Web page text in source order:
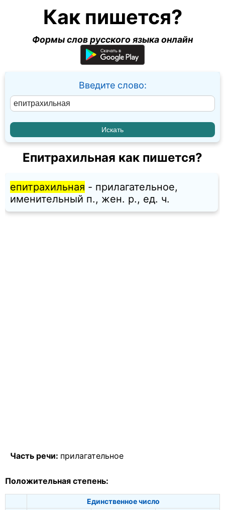
Как пишется?
Формы слов русского языка онлайн
Введите слово:
Епитрахильная как пишется?
епитрахильная - прилагательное,
именительный п., жен. p., ед. ч.
Часть речи: прилагательное
Положительная степень:
Единственное число